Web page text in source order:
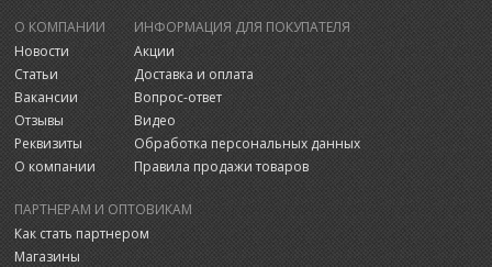
О КОМПАНИИ
Новости
Статьи
Вакансии
Отзывы
Реквизиты
О компании
ИНФОРМАЦИЯ ДЛЯ ПОКУПАТЕЛЯ
Акции
Доставка и оплата
Вопрос-ответ
Видео
Обработка персональных данных
Правила продажи товаров
ПАРТНЕРАМ И ОПТОВИКАМ
Как стать партнером
Магазины